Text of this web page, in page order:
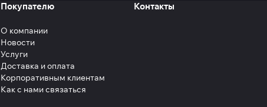
Покупателю
О компании
Новости
Услуги
Доставка и оплата
Корпоративным клиентам
Как с нами связаться
Контакты